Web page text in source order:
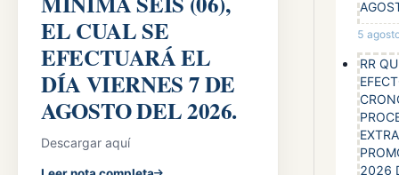
EL CUAL SE
EFECTUARÁ EL
DÍA VIERNES 7 DE
AGOSTO DEL 2026.
Descargar aquí
5
RR
2026